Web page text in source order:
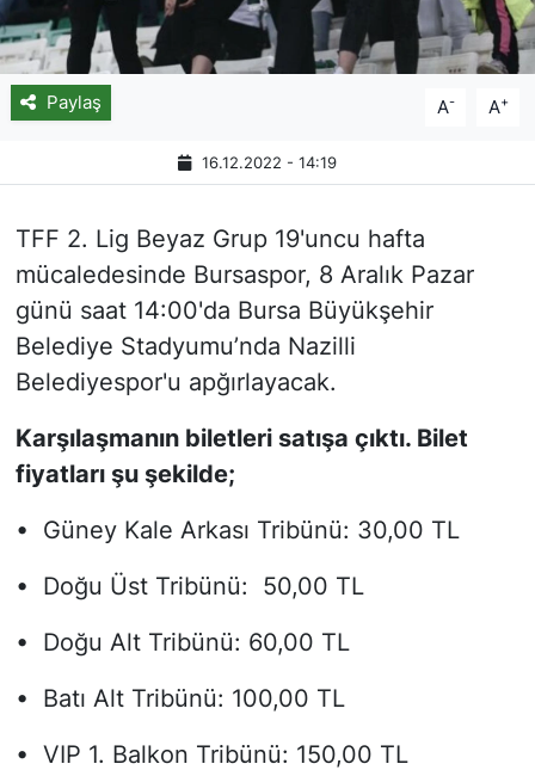
Paylaş A- A+
16.12.2022 - 14:19
TFF 2. Lig Beyaz Grup 19'uncu hafta
mücaledesinde Bursaspor, 8 Aralık Pazar
günü saat 14:00'da Bursa Büyükşehir
Belediye Stadyumu’nda Nazilli
Belediyespor'u apğırlayacak.
Karşılaşmanın biletleri satışa çıktı. Bilet
fiyatları şu şekilde;
• Güney Kale Arkası Tribünü: 30,00 TL
• Doğu Üst Tribünü: 50,00 TL
• Doğu Alt Tribünü: 60,00 TL
• Batı Alt Tribünü: 100,00 TL
• VIP 1. Balkon Tribünü: 150,00 TL